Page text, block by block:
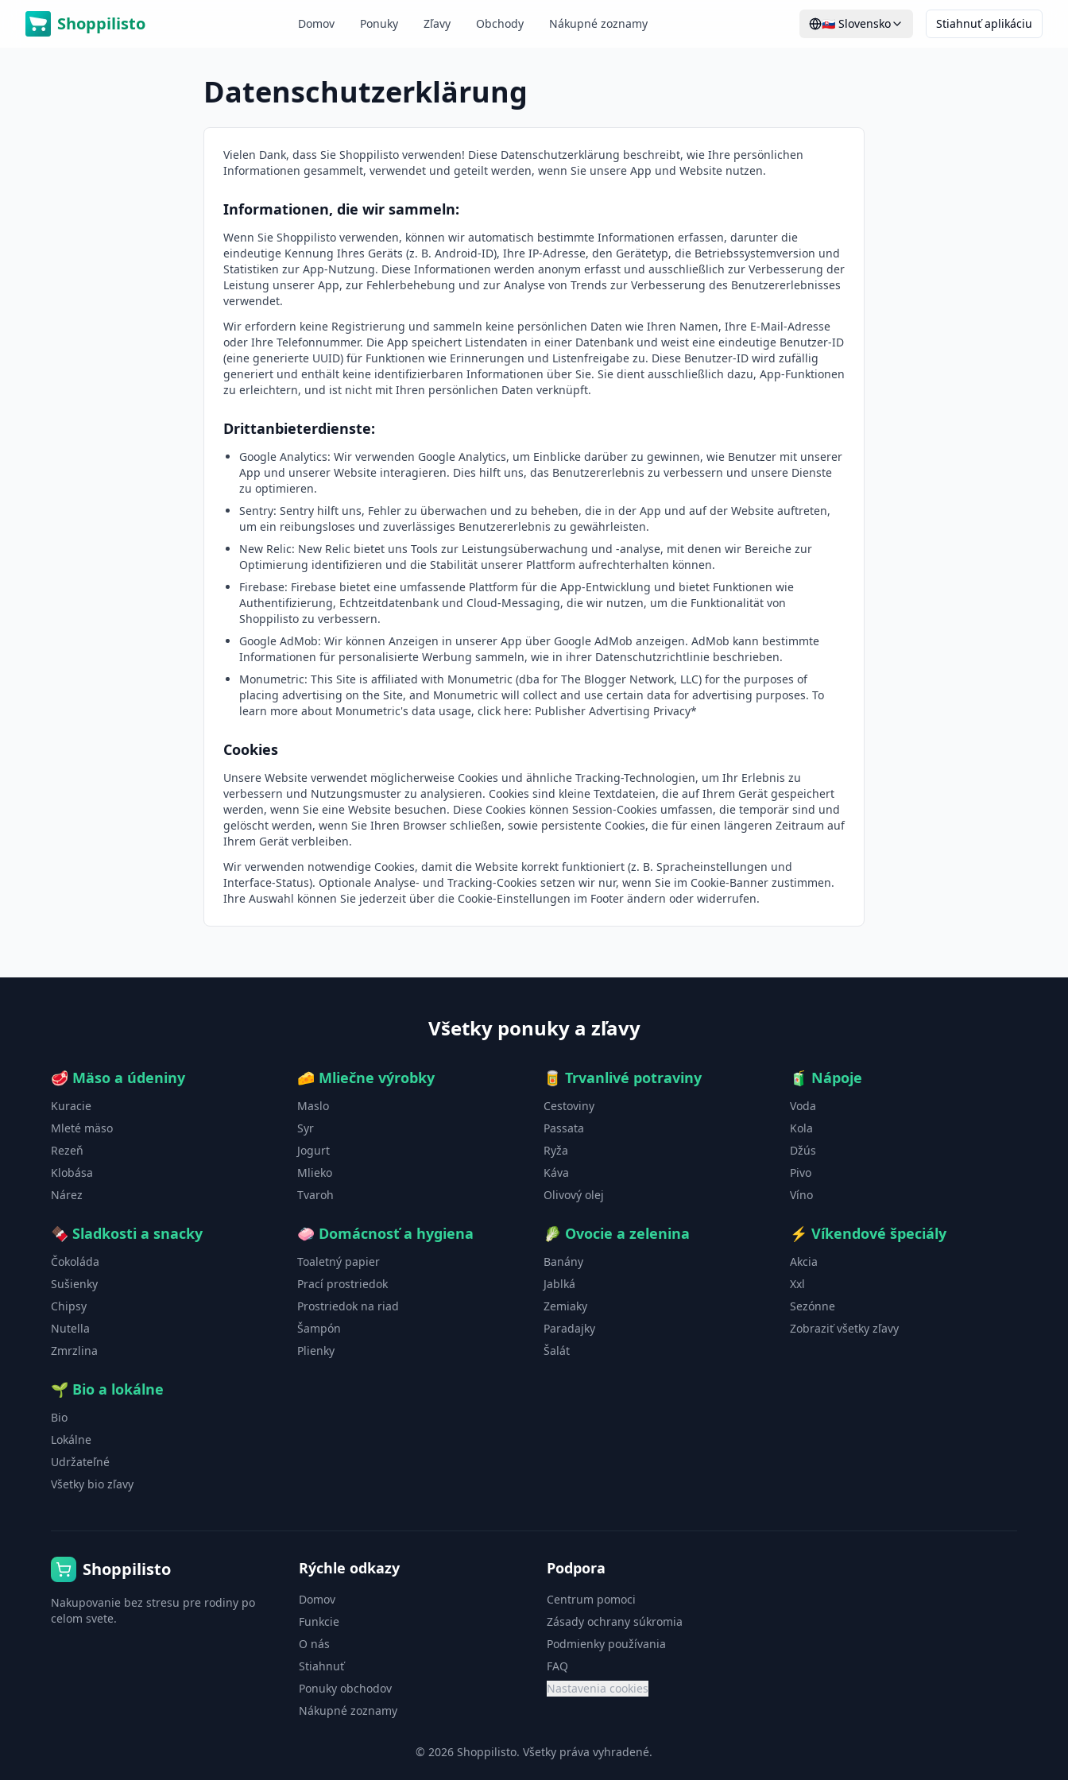
Shoppilisto Domov Ponuky Zľavy Obchody Nákupné zoznamy 🇸🇰 Slovensko Stiahnuť aplikáciu
Datenschutzerklärung
Vielen Dank, dass Sie Shoppilisto verwenden! Diese Datenschutzerklärung beschreibt, wie Ihre persönlichen
Informationen gesammelt, verwendet und geteilt werden, wenn Sie unsere App und Website nutzen.
Informationen, die wir sammeln:
Wenn Sie Shoppilisto verwenden, können wir automatisch bestimmte Informationen erfassen, darunter die
eindeutige Kennung Ihres Geräts (z. B. Android-ID), Ihre IP-Adresse, den Gerätetyp, die Betriebssystemversion und
Statistiken zur App-Nutzung. Diese Informationen werden anonym erfasst und ausschließlich zur Verbesserung der
Leistung unserer App, zur Fehlerbehebung und zur Analyse von Trends zur Verbesserung des Benutzererlebnisses
verwendet.
Wir erfordern keine Registrierung und sammeln keine persönlichen Daten wie Ihren Namen, Ihre E-Mail-Adresse
oder Ihre Telefonnummer. Die App speichert Listendaten in einer Datenbank und weist eine eindeutige Benutzer-ID
(eine generierte UUID) für Funktionen wie Erinnerungen und Listenfreigabe zu. Diese Benutzer-ID wird zufällig
generiert und enthält keine identifizierbaren Informationen über Sie. Sie dient ausschließlich dazu, App-Funktionen
zu erleichtern, und ist nicht mit Ihren persönlichen Daten verknüpft.
Drittanbieterdienste:
Google Analytics: Wir verwenden Google Analytics, um Einblicke darüber zu gewinnen, wie Benutzer mit unserer
App und unserer Website interagieren. Dies hilft uns, das Benutzererlebnis zu verbessern und unsere Dienste
zu optimieren.
Sentry: Sentry hilft uns, Fehler zu überwachen und zu beheben, die in der App und auf der Website auftreten,
um ein reibungsloses und zuverlässiges Benutzererlebnis zu gewährleisten.
New Relic: New Relic bietet uns Tools zur Leistungsüberwachung und -analyse, mit denen wir Bereiche zur
Optimierung identifizieren und die Stabilität unserer Plattform aufrechterhalten können.
Firebase: Firebase bietet eine umfassende Plattform für die App-Entwicklung und bietet Funktionen wie
Authentifizierung, Echtzeitdatenbank und Cloud-Messaging, die wir nutzen, um die Funktionalität von
Shoppilisto zu verbessern.
Google AdMob: Wir können Anzeigen in unserer App über Google AdMob anzeigen. AdMob kann bestimmte
Informationen für personalisierte Werbung sammeln, wie in ihrer Datenschutzrichtlinie beschrieben.
Monumetric: This Site is affiliated with Monumetric (dba for The Blogger Network, LLC) for the purposes of
placing advertising on the Site, and Monumetric will collect and use certain data for advertising purposes. To
learn more about Monumetric's data usage, click here: Publisher Advertising Privacy*
Cookies
Unsere Website verwendet möglicherweise Cookies und ähnliche Tracking-Technologien, um Ihr Erlebnis zu
verbessern und Nutzungsmuster zu analysieren. Cookies sind kleine Textdateien, die auf Ihrem Gerät gespeichert
werden, wenn Sie eine Website besuchen. Diese Cookies können Session-Cookies umfassen, die temporär sind und
gelöscht werden, wenn Sie Ihren Browser schließen, sowie persistente Cookies, die für einen längeren Zeitraum auf
Ihrem Gerät verbleiben.
Wir verwenden notwendige Cookies, damit die Website korrekt funktioniert (z. B. Spracheinstellungen und
Interface-Status). Optionale Analyse- und Tracking-Cookies setzen wir nur, wenn Sie im Cookie-Banner zustimmen.
Ihre Auswahl können Sie jederzeit über die Cookie-Einstellungen im Footer ändern oder widerrufen.
Všetky ponuky a zľavy
🥩 Mäso a údeniny
Kuracie
Mleté mäso
Rezeň
Klobása
Nárez
🧀 Mliečne výrobky
Maslo
Syr
Jogurt
Mlieko
Tvaroh
🥫 Trvanlivé potraviny
Cestoviny
Passata
Ryža
Káva
Olivový olej
🧃 Nápoje
Voda
Kola
Džús
Pivo
Víno
🍫 Sladkosti a snacky
Čokoláda
Sušienky
Chipsy
Nutella
Zmrzlina
🧼 Domácnosť a hygiena
Toaletný papier
Prací prostriedok
Prostriedok na riad
Šampón
Plienky
🥬 Ovocie a zelenina
Banány
Jablká
Zemiaky
Paradajky
Šalát
⚡ Víkendové špeciály
Akcia
Xxl
Sezónne
Zobraziť všetky zľavy
🌱 Bio a lokálne
Bio
Lokálne
Udržateľné
Všetky bio zľavy
Shoppilisto
Nakupovanie bez stresu pre rodiny po
celom svete.
Rýchle odkazy
Domov
Funkcie
O nás
Stiahnuť
Ponuky obchodov
Nákupné zoznamy
Podpora
Centrum pomoci
Zásady ochrany súkromia
Podmienky používania
FAQ
Nastavenia cookies
© 2026 Shoppilisto. Všetky práva vyhradené.